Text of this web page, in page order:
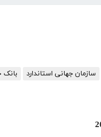
سازمان جهانی استاندارد بانک